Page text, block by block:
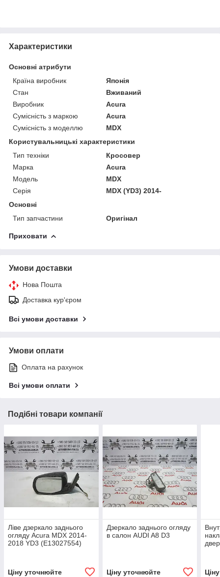
Характеристики
Основні атрибути
Країна виробник
Японія
Стан
Вживаний
Виробник
Acura
Сумісність з маркою
Acura
Сумісність з моделлю
MDX
Користувальницькі характеристики
Тип техніки
Кросовер
Марка
Acura
Модель
MDX
Серія
MDX (YD3) 2014-
Основні
Тип запчастини
Оригінал
Приховати
Умови доставки
Нова Пошта
Доставка кур'єром
Всі умови доставки
Умови оплати
Оплата на рахунок
Всі умови оплати
Подібні товари компанії
Ліве дзеркало заднього
огляду Acura MDX 2014-
2018 YD3 (E13027554)
Ціну уточнюйте
Дзеркало заднього огляду
в салон AUDI A8 D3
Ціну уточнюйте